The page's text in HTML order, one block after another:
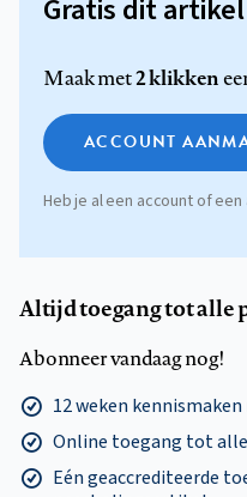
Gratis dit
Maak met2 klikken
ACCOUNT
Heb je al een account of
Altijd toegang tot alle
Abonneer vandaag nog!
12 weken
Online toegang tot
Eén geaccrediteerde